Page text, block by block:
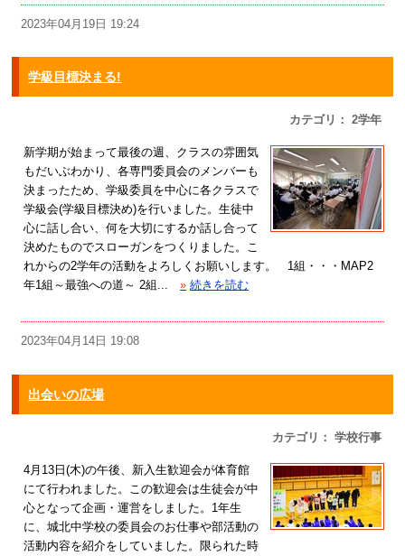
2023年04月19日 19:24
学級目標決まる!
カテゴリ： 2学年
新学期が始まって最後の週、クラスの雰囲気
もだいぶわかり、各専門委員会のメンバーも
決まったため、学級委員を中心に各クラスで
学級会(学級目標決め)を行いました。生徒中
心に話し合い、何を大切にするか話し合って
決めたものでスローガンをつくりました。こ
れからの2学年の活動をよろしくお願いします。 1組・・・MAP2
年1組～最強への道～ 2組...
» 続きを読む
2023年04月14日 19:08
出会いの広場
カテゴリ： 学校行事
4月13日(木)の午後、新入生歓迎会が体育館
にて行われました。この歓迎会は生徒会が中
心となって企画・運営をしました。1年生
に、城北中学校の委員会のお仕事や部活動の
活動内容を紹介をしていました。限られた時